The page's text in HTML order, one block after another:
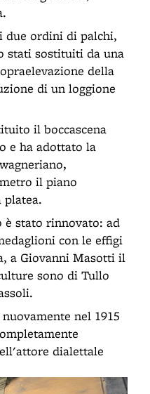
due ordini di palchi,
stati sostituiti da una
della
di un loggione
il boccascena
e ha adottato la
il piano
platea.
è stato rinnovato: ad
con le effigi
a Giovanni Masotti il
sono di Tullo
nel 1915
dialettale